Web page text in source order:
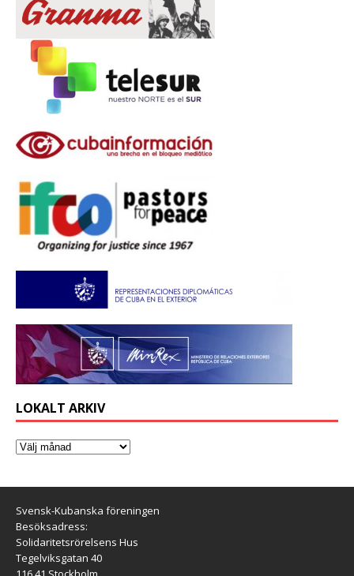
LOKALT ARKIV
Svensk-Kubanska föreningen
Besöksadress:
Solidaritetsrörelsens Hus
Tegelviksgatan 40